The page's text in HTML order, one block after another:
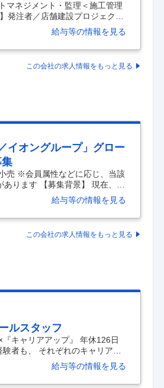
マネジメント・監理＜施工管理
発注者／店舗建設プロジェクト
残業20H 【具体的な仕事内容】
アップ／発注者の立場×上流工程
／働き方◎～ ■業務の詳細 ロー
た最適なプランニング設計し、
給与等の情報を見る
この会社の求人情報をもっと見る
イオングループ」グロー
売 ※会員属性などに応じ、当該
ります 【募集背景】 現在、当
いるなど、変革期を迎えており
門の部長候補となる方を採用
の方を急募します。 【職務内
関する事項 a. バランスシート
給与等の情報を見る
この会社の求人情報をもっと見る
ルスタッフ
キャリアアップ』 年休126日
者も、 それぞれのキャリアを
ラフォンテーヌシリーズ」のホ
） ・愛犬と一緒に宿泊できるホ
グループ・ジャパン）が運営し
給与等の情報を見る